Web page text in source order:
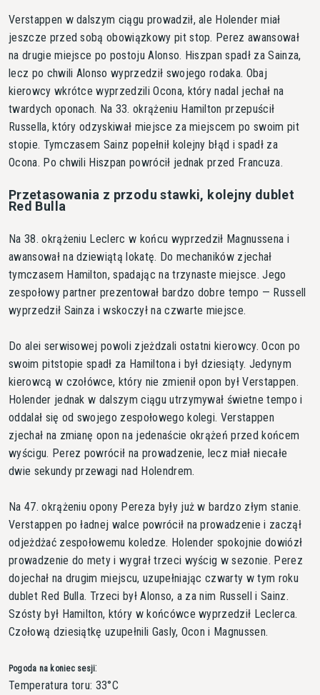
Verstappen w dalszym ciągu prowadził, ale Holender miał
jeszcze przed sobą obowiązkowy pit stop. Perez awansował
na drugie miejsce po postoju Alonso. Hiszpan spadł za Sainza,
lecz po chwili Alonso wyprzedził swojego rodaka. Obaj
kierowcy wkrótce wyprzedzili Ocona, który nadal jechał na
twardych oponach. Na 33. okrążeniu Hamilton przepuścił
Russella, który odzyskiwał miejsce za miejscem po swoim pit
stopie. Tymczasem Sainz popełnił kolejny błąd i spadł za
Ocona. Po chwili Hiszpan powrócił jednak przed Francuza.
Przetasowania z przodu stawki, kolejny dublet
Red Bulla
Na 38. okrążeniu Leclerc w końcu wyprzedził Magnussena i
awansował na dziewiątą lokatę. Do mechaników zjechał
tymczasem Hamilton, spadając na trzynaste miejsce. Jego
zespołowy partner prezentował bardzo dobre tempo — Russell
wyprzedził Sainza i wskoczył na czwarte miejsce.
Do alei serwisowej powoli zjeżdzali ostatni kierowcy. Ocon po
swoim pitstopie spadł za Hamiltona i był dziesiąty. Jedynym
kierowcą w czołówce, który nie zmienił opon był Verstappen.
Holender jednak w dalszym ciągu utrzymywał świetne tempo i
oddalał się od swojego zespołowego kolegi. Verstappen
zjechał na zmianę opon na jedenaście okrążeń przed końcem
wyścigu. Perez powrócił na prowadzenie, lecz miał niecałe
dwie sekundy przewagi nad Holendrem.
Na 47. okrążeniu opony Pereza były już w bardzo złym stanie.
Verstappen po ładnej walce powrócił na prowadzenie i zaczął
odjeżdżać zespołowemu koledze. Holender spokojnie dowiózł
prowadzenie do mety i wygrał trzeci wyścig w sezonie. Perez
dojechał na drugim miejscu, uzupełniając czwarty w tym roku
dublet Red Bulla. Trzeci był Alonso, a za nim Russell i Sainz.
Szósty był Hamilton, który w końcówce wyprzedził Leclerca.
Czołową dziesiątkę uzupełnili Gasly, Ocon i Magnussen.
Pogoda na koniec sesji:
Temperatura toru: 33°C